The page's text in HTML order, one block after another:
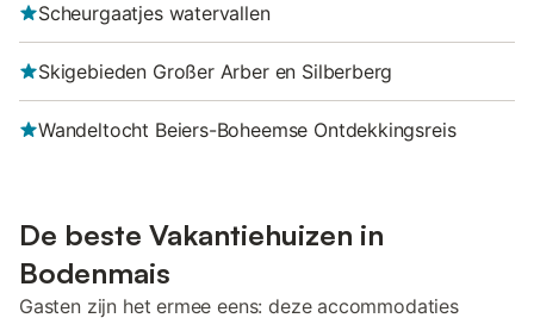
Scheurgaatjes watervallen
Skigebieden Großer Arber en Silberberg
Wandeltocht Beiers-Boheemse Ontdekkingsreis
De beste Vakantiehuizen in
Bodenmais
Gasten zijn het ermee eens: deze accommodaties